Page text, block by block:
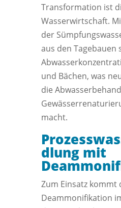
Transformation ist
Wasserwirtschaft.
der
aus den Tagebauen
und Bächen, was
die
macht.
dlung mit
Zum Einsatz kommt
Deammonifikation